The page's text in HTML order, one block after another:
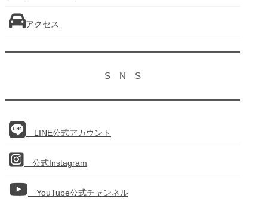
アクセス
S N S
LINE公式アカウント
公式Instagram
YouTube公式チャンネル